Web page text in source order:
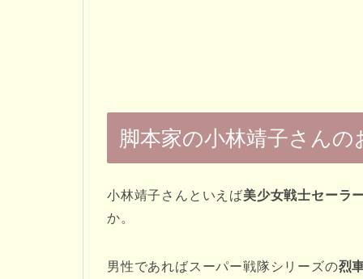
脚本家の小林靖子さん
小林靖子さんといえば美少女戦士セーラ
か。
男性であればスーパー戦隊シリーズの烈